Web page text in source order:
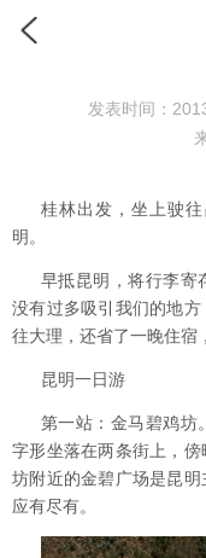
发表时间：
桂林出发，坐上驶
明。
早抵昆明，将行李寄
没有过多吸引我们的地
往大理，还省了一晚住宿
昆明一日游
第一站：金马碧鸡坊
字形坐落在两条街上，
坊附近的金碧广场是昆
应有尽有。